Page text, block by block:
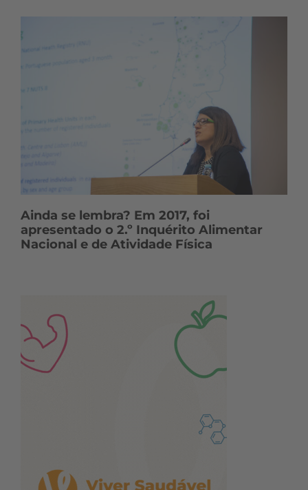
Ainda se lembra? Em 2017, foi
apresentado o 2.º Inquérito Alimentar
Nacional e de Atividade Física